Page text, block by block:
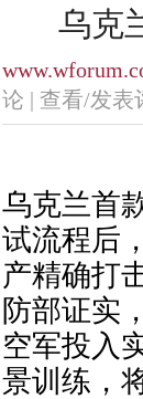
乌克
论 | 查看/发表
乌克兰首
试流程后
产精确打
防部证实
空军投入
景训练，